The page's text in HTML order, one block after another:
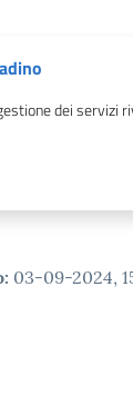
dei servizi
: 03-09-2024,